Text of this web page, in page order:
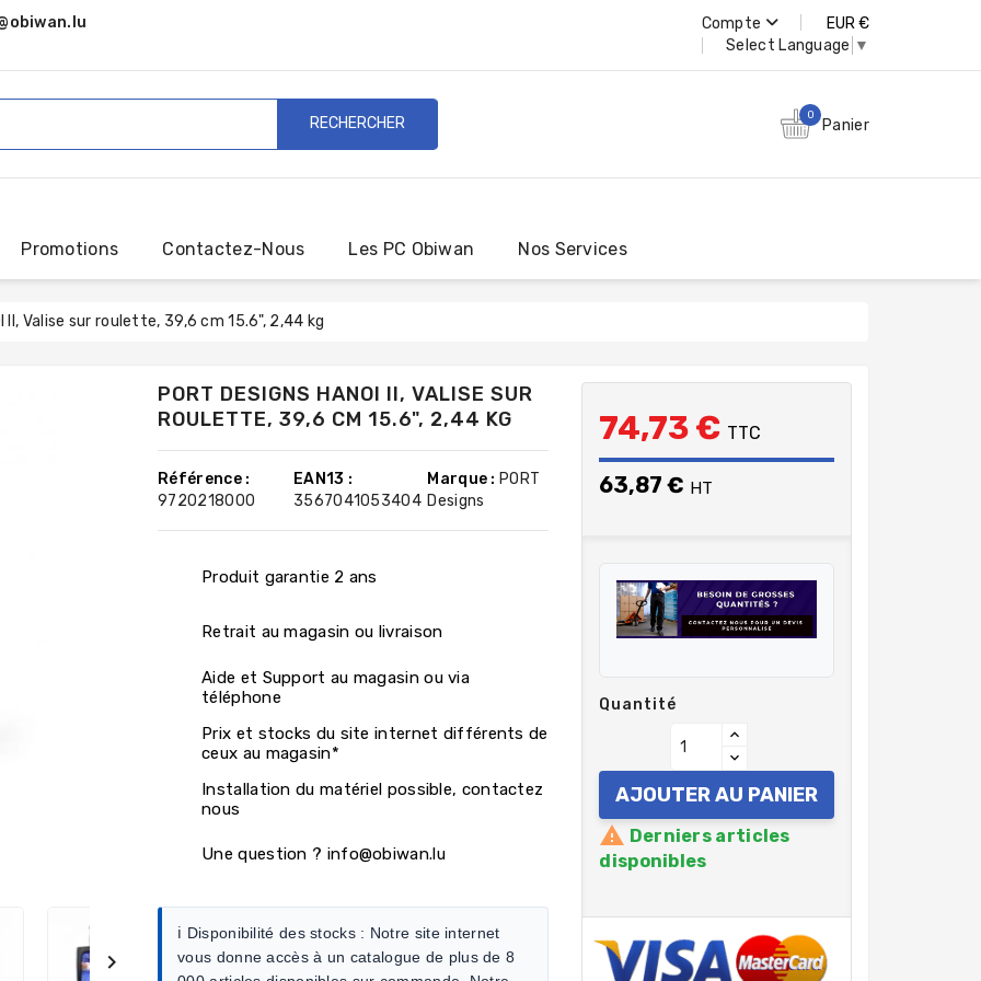
Compte
EUR €
Select Language ▼
RECHERCHER 0
Panier
Promotions Contactez-Nous Les PC Obiwan Nos Services
II, Valise sur roulette, 39,6 cm 15.6", 2,44 kg

PORT DESIGNS HANOI II, VALISE SUR
ROULETTE, 39,6 CM 15.6", 2,44 KG
Référence :
9720218000
EAN13 :
3567041053404
Marque : PORT
Designs
Produit garantie 2 ans
Retrait au magasin ou livraison
Aide et Support au magasin ou via
téléphone
Prix et stocks du site internet différents de
ceux au magasin*
Installation du matériel possible, contactez
nous
Une question ? info@obiwan.lu
ℹ️ Disponibilité des stocks : Notre site internet
vous donne accès à un catalogue de plus de 8
74,73 € TTC
63,87 € HT
Quantité
AJOUTER AU PANIER
 Derniers articles
disponibles